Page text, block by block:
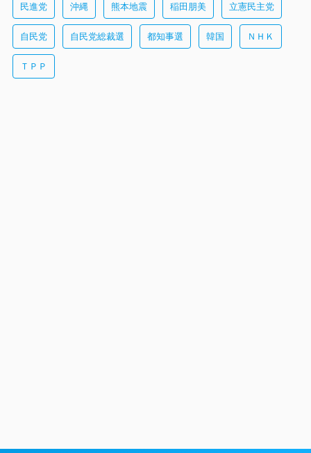
民進党 沖縄 熊本地震 稲田朋美 立憲民主党
自民党 自民党総裁選 都知事選 韓国 ＮＨＫ
ＴＰＰ